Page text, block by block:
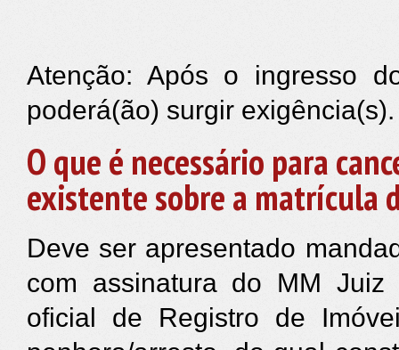
Atenção: Após o ingresso
poderá(ão) surgir exigência(s).
O que é necessário para
existente sobre a matrícula
Deve ser apresentado
com assinatura do MM Juiz
oficial de Registro de